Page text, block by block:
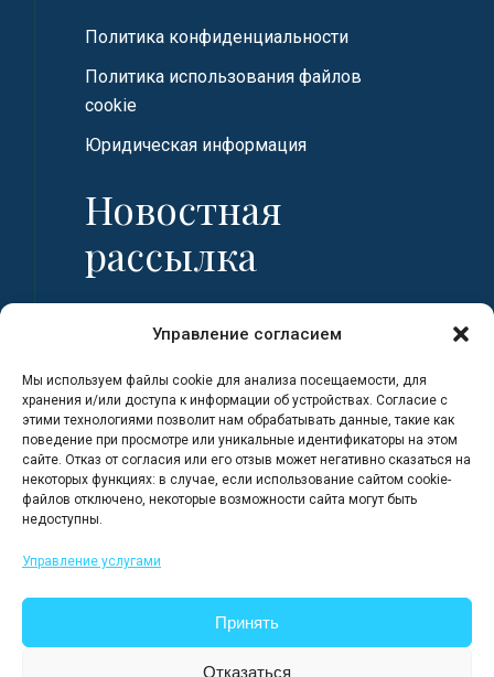
Управление согласием
Мы используем файлы cookie для анализа посещаемости, для
хранения и/или доступа к информации об устройствах. Согласие с
этими технологиями позволит нам обрабатывать данные, такие как
поведение при просмотре или уникальные идентификаторы на этом
сайте. Отказ от согласия или его отзыв может негативно сказаться на
некоторых функциях: в случае, если использование сайтом cookie-
файлов отключено, некоторые возможности сайта могут быть
недоступны.
Управление услугами
Принять
Отказаться
Политика конфиденциальности
Политика использования файлов
cookie
Юридическая информация
Новостная
рассылка
Фамилия
Адрес электронной почты
ознакомившись с Политикой